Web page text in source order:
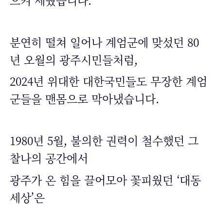
분연히 떨쳐 일어나 계엄군에 맞섰던 80
년 오월의 광주시민들처럼,
2024년 위대한 대한국민들도 무장한 계엄
군들을 맨몸으로 막아냈습니다.
1980년 5월, 불의한 권력이 철수했던 그
찰나의 공간에서
광주가 온 힘을 끌어모아 꽃피웠던 ‘대동
세상’은